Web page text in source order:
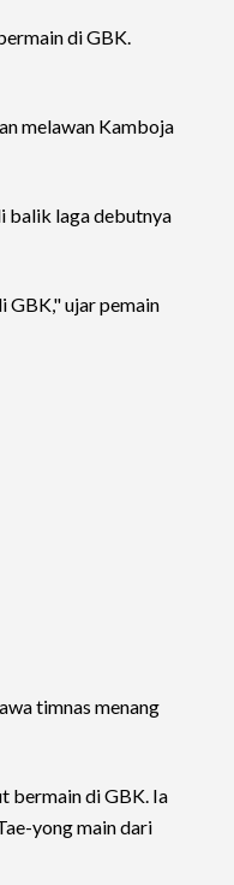
di GBK.
melawan Kamboja
balik laga debutnya
GBK," ujar pemain
timnas menang
bermain di GBK. Ia
yong main dari